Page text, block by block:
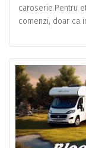
caroserie.Pentru
comenzi, doar ca